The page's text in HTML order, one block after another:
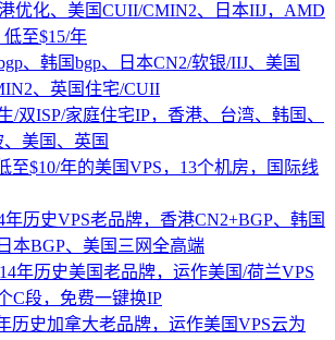
优化、美国CUII/CMIN2、日本IIJ，AMD
至$15/年
、韩国bgp、日本CN2/软银/IIJ、美国
、英国住宅/CUII
/双ISP/家庭住宅IP，香港、台湾、韩国、
美国、英国
至$10/年的美国VPS，13个机房，国际线
年历史VPS老品牌，香港CN2+BGP、韩国
本BGP、美国三网全高端
年历史美国老品牌，运作美国/荷兰VPS
C段，免费一键换IP
历史加拿大老品牌，运作美国VPS云为